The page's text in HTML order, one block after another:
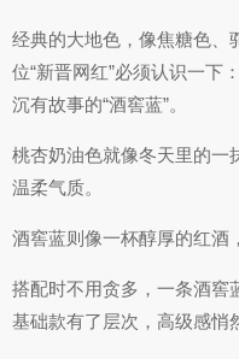
经典的大地色，像焦糖色、
位“新晋网红”必须认识一下
沉有故事的“酒窖蓝”。
桃杏奶油色就像冬天里的一
温柔气质。
酒窖蓝则像一杯醇厚的红酒
搭配时不用贪多，一条酒窖
基础款有了层次，高级感悄